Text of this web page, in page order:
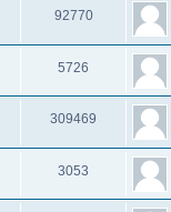
92770
5726
309469
3053